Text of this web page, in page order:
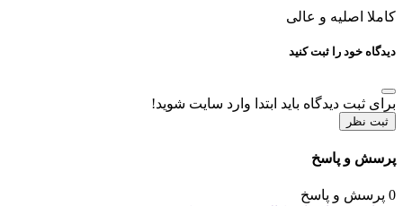
کاملا اصلیه و عالی
دیدگاه خود را ثبت کنید
برای ثبت دیدگاه باید ابتدا وارد سایت شوید!
ثبت نظر
پرسش و پاسخ
0 پرسش و پاسخ